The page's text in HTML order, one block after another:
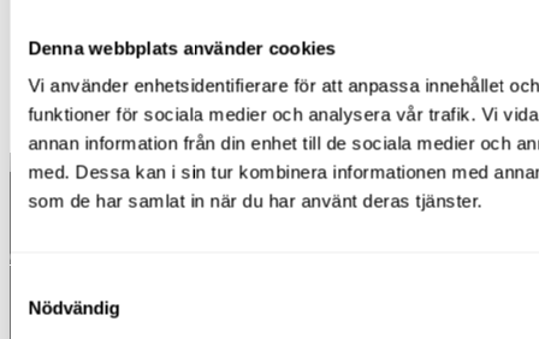
Denna webbplats använder cookies
Vi använder enhetsidentifierare för att anpassa innehållet
funktioner för sociala medier och analysera vår trafik. Vi
annan information från din enhet till de sociala medier och
med. Dessa kan i sin tur kombinera informationen med
som de har samlat in när du har använt deras tjänster.
Nödvändig
Boka på
020-44 78 10eller offert@liftomaskin.se
Hyr dina plattläggningsmaskiner hos Ripskogs Lift & Maskin –
en trygg och flexibel lösning för både proffs och privatpersoner
i Katrineholm!
Kontakt
020-44 78 10
Våra depåer